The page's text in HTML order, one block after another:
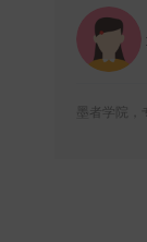
墨者学院，